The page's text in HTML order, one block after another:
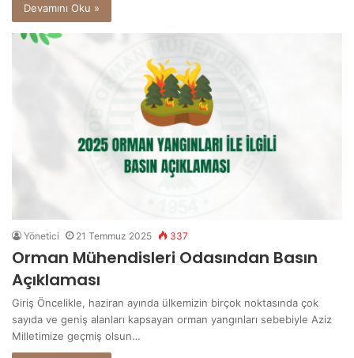
Devamını Oku »
Yönetici 21 Temmuz 2025 337
Orman Mühendisleri Odasından Basın
Açıklaması
Giriş Öncelikle, haziran ayında ülkemizin birçok noktasında çok
sayıda ve geniş alanları kapsayan orman yangınları sebebiyle Aziz
Milletimize geçmiş olsun…